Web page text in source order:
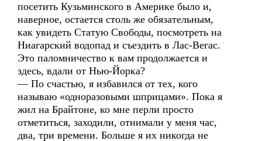
посетить Кузьминского в Америке было и,
наверное, остается столь же обязательным,
как увидеть Статую Свободы, посмотреть на
Ниагарский водопад и съездить в Лас-Вегас.
Это паломничество к вам продолжается и
здесь, вдали от Нью-Йорка?
— По счастью, я избавился от тех, кого
называю «одноразовыми шприцами». Пока я
жил на Брайтоне, ко мне перли просто
отметиться, заходили, отнимали у меня час,
два, три времени. Больше я их никогда не